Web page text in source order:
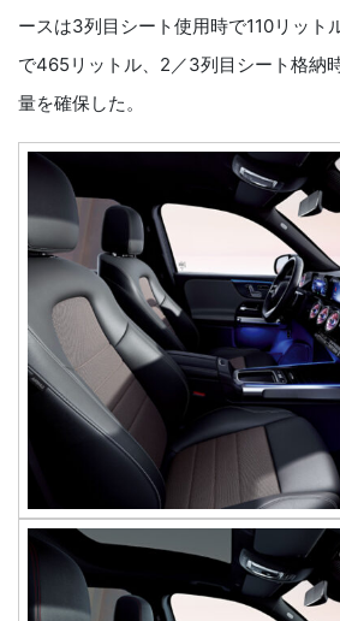
ースは3列目シート使用時で110リット
で465リットル、2／3列目シート格納
量を確保した。